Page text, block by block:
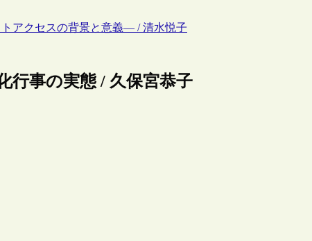
アクセスの背景と意義― / 清水悦子
行事の実態 / 久保宮恭子